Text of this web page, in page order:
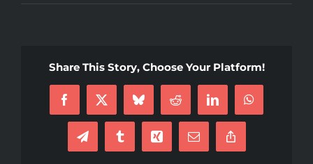
thumbnail_image2
Share This Story, Choose Your Platform!
Facebook
X BlueskyReddit LinkedInWhatsApp
TelegramTumblrXing
E-
mail
Copy
Link